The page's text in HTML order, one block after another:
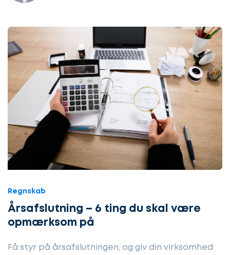
Regnskab
Årsafslutning – 6 ting du skal være
opmærksom på
Få styr på årsafslutningen, og giv din virksomhed